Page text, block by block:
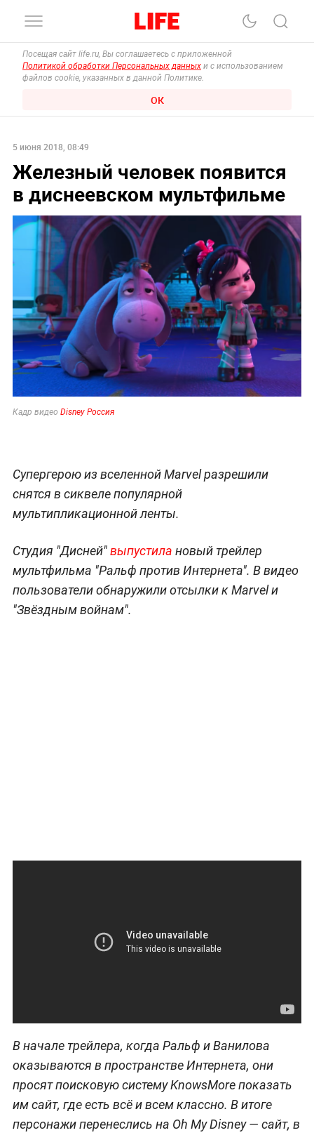
Посещая сайт life.ru, Вы соглашаетесь с приложенной
Политикой обработки Персональных данных и с использованием
файлов cookie, указанных в данной Политике.
ОК
5 июня 2018, 08:49
Железный человек появится
в диснеевском мультфильме
Кадр видео Disney Россия
Супергерою из вселенной Marvel разрешили
снятся в сиквеле популярной
мультипликационной ленты.
Студия "Дисней"выпустила новый трейлер
мультфильма "Ральф против Интернета". В видео
пользователи обнаружили отсылки к Marvel и
"Звёздным войнам".
В начале трейлера, когда Ральф и Ванилова
оказываются в пространстве Интернета, они
просят поисковую систему KnowsMore показать
им сайт, где есть всё и всем классно. В итоге
персонажи перенеслись на Oh My Disney — сайт, в